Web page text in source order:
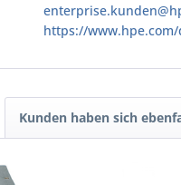
https://
Kunden haben sich